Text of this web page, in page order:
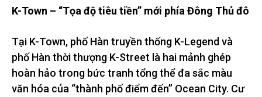
K-Town – “Tọa độ tiêu tiền” mới phía Đông Thủ đô
Tại K-Town, phố Hàn truyền thống K-Legend và
phố Hàn thời thượng K-Street là hai mảnh ghép
hoàn hảo trong bức tranh tổng thể đa sắc màu
văn hóa của “thành phố điểm đến” Ocean City. Cư